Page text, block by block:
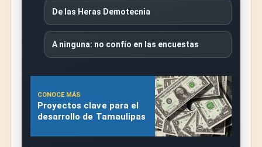
De las Heras Demotecnia
A ninguna: no confío en las encuestas
CONOCE MÁS
Proyectos clave para el
desarrollo de Tamaulipas